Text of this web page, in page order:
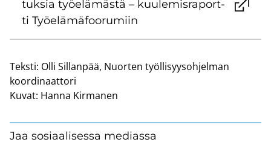
tuk­sia työ­elä­mäs­tä – kuu­le­mis­ra­port­
ti Työ­elä­mä­foo­ru­miin
Teksti: Olli Sillanpää, Nuorten työllisyysohjelman
koordinaattori
Kuvat: Hanna Kirmanen
Jaa sosiaalisessa mediassa